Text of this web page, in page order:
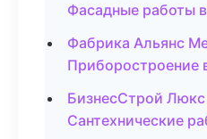
Фасадные работы
Фабрика Альянс
Приборостроение
БизнесСтрой
Сантехнические